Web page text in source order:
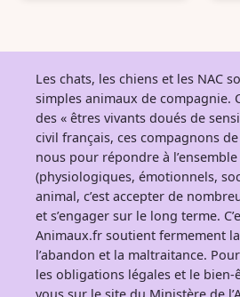
Les chats, les chiens et les NAC
simples animaux de compagnie.
des « êtres vivants doués de
civil français, ces compagnons
nous pour répondre à
(physiologiques, émotionnels,
animal, c’est accepter de
et s’engager sur le long terme.
Animaux.fr soutient fermement
l’abandon et la maltraitance.
les obligations légales et le bien-